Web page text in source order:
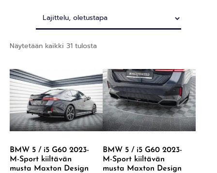
Näytetään kaikki 31 tulosta
BMW 5 / i5 G60 2023-
M-Sport kiiltävän
musta Maxton Design
BMW 5 / i5 G60 2023-
M-Sport kiiltävän
musta Maxton Design